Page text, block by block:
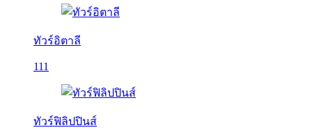
ทัวร์อิตาลี
111
ทัวร์ฟิลิปปินส์